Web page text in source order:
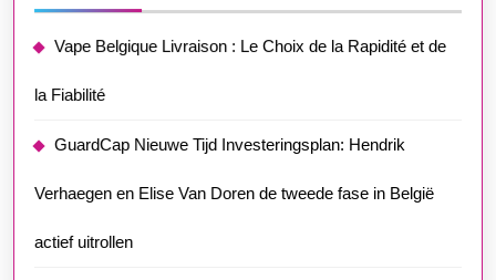
Vape Belgique Livraison : Le Choix de la Rapidité et de
la Fiabilité
GuardCap Nieuwe Tijd Investeringsplan: Hendrik
Verhaegen en Elise Van Doren de tweede fase in België
actief uitrollen